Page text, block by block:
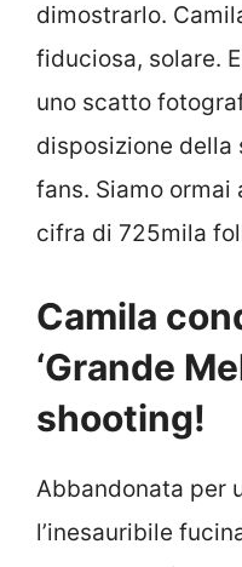
dimostrarlo.
fiduciosa, solare.
uno scatto
disposizione della
fans. Siamo ormai
cifra di 725mila
Camila
‘Grande
shooting!
Abbandonata per
l’inesauribile